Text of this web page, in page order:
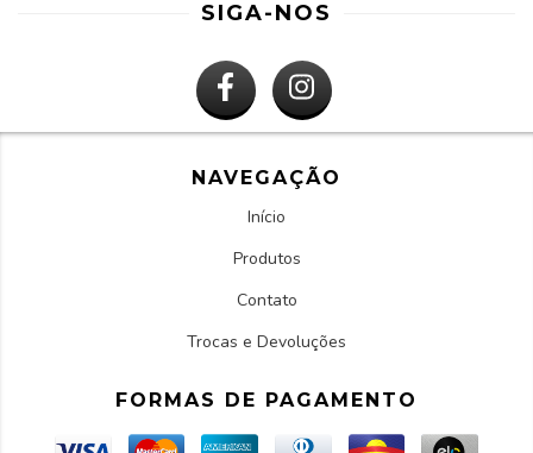
SIGA-NOS
NAVEGAÇÃO
Início
Produtos
Contato
Trocas e Devoluções
FORMAS DE PAGAMENTO